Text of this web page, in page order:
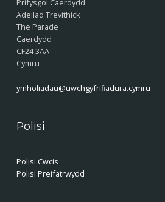
Prifysgol Caerdydd
Adeilad Trevithick
The Parade
Caerdydd
CF24 3AA
Cymru
ymholiadau@uwchgyfrifiadura.cymru
Polisi
Polisi Cwcis
Polisi Preifatrwydd